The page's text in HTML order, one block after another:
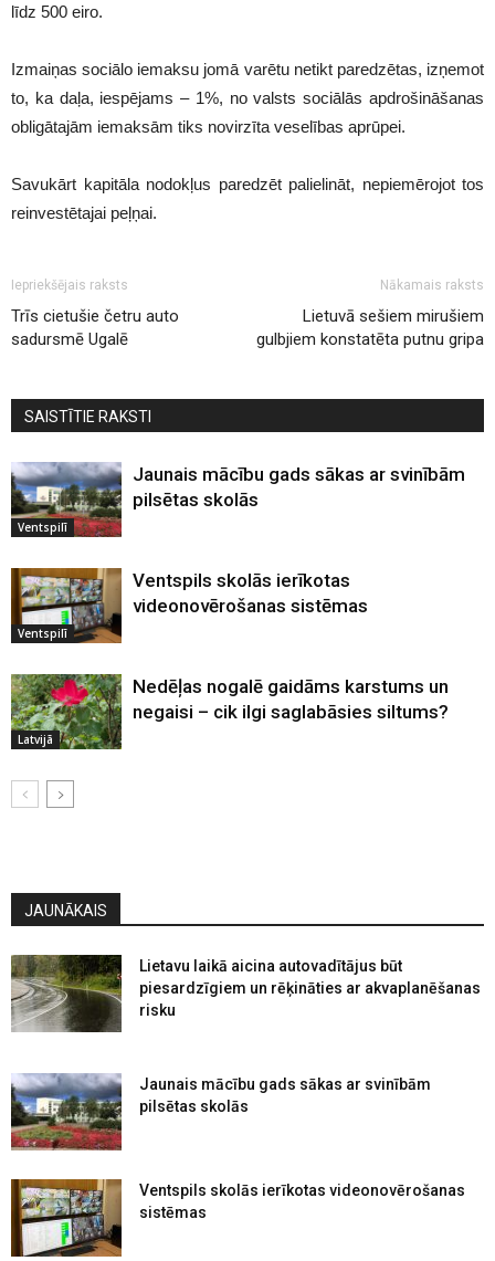
līdz 500 eiro.
Izmaiņas sociālo iemaksu jomā varētu netikt paredzētas, izņemot
to, ka daļa, iespējams – 1%, no valsts sociālās apdrošināšanas
obligātajām iemaksām tiks novirzīta veselības aprūpei.
Savukārt kapitāla nodokļus paredzēt palielināt, nepiemērojot tos
reinvestētajai peļņai.
Iepriekšējais raksts
Trīs cietušie četru auto
sadursmē Ugalē
Nākamais raksts
Lietuvā sešiem mirušiem
gulbjiem konstatēta putnu gripa
SAISTĪTIE RAKSTI
Ventspilī
Jaunais mācību gads sākas ar svinībām
pilsētas skolās
Ventspilī
Ventspils skolās ierīkotas
videonovērošanas sistēmas
Latvijā
Nedēļas nogalē gaidāms karstums un
negaisi – cik ilgi saglabāsies siltums?
JAUNĀKAIS
Lietavu laikā aicina autovadītājus būt
piesardzīgiem un rēķināties ar akvaplanēšanas
risku
Jaunais mācību gads sākas ar svinībām
pilsētas skolās
Ventspils skolās ierīkotas videonovērošanas
sistēmas